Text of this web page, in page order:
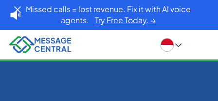
Missed calls = lost revenue. Fix it with AI voice
agents. Try Free Today. →